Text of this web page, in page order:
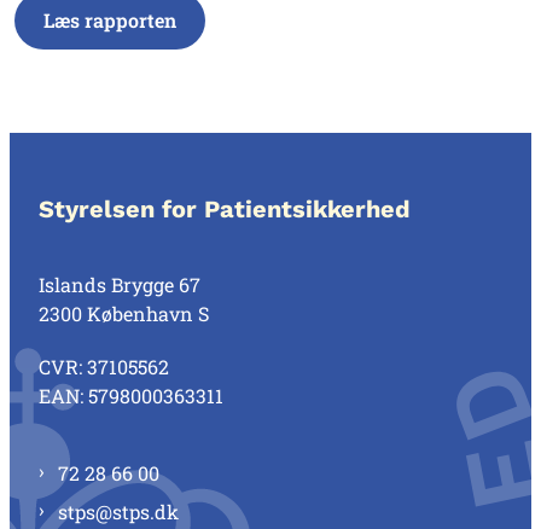
Læs rapporten
Styrelsen for Patientsikkerhed
Islands Brygge 67
2300 København S
CVR: 37105562
EAN: 5798000363311
72 28 66 00
stps@stps.dk